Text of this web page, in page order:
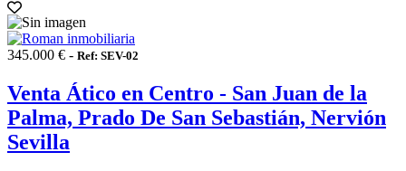
345.000 € - Ref: SEV-02
Venta Ático en Centro - San Juan de la
Palma, Prado De San Sebastián, Nervión
Sevilla